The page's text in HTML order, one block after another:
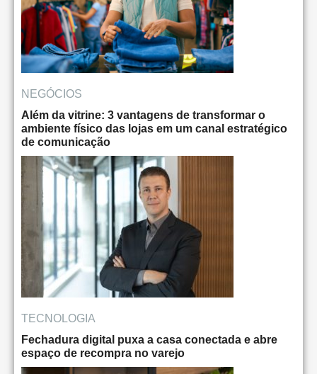
NEGÓCIOS
Além da vitrine: 3 vantagens de transformar o
ambiente físico das lojas em um canal estratégico
de comunicação
TECNOLOGIA
Fechadura digital puxa a casa conectada e abre
espaço de recompra no varejo